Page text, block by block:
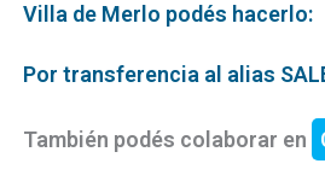
Villa de Merlo podés hacerlo:
Por transferencia al alias
También podés colaborar en